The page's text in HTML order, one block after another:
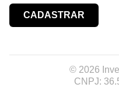
CADASTRAR
© 2026
CNPJ: